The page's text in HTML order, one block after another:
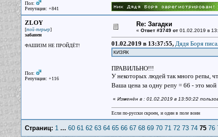
Пол:
Репутация: +841
ZLOY
[той-терьер]
забанен
ФАШИЗМ НЕ ПРОЙДЁТ!
Пол:
Репутация: +116
Re: Загадки
« Ответ #3749 от01.02.2019 в
01.02.2019 в 13:37:55, Дядя Боря
КИЗЯК
ПРАВИЛЬНО!!!
У некоторых людей так много репы,
Ваша цена за одну репу = 66 - это
« Изменён в : 01.02.2019 в 13:50:22
Если по-русски скроен, и один в поле воин
Страниц: 1... 60 61 62 63 64 65 66 67 68 69 70 71 72 73 74 75 76